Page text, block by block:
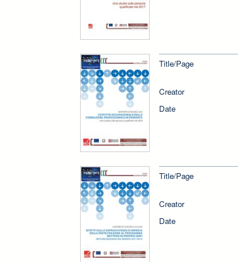
Title/Page
Creator
Date
Title/Page
Creator
Date